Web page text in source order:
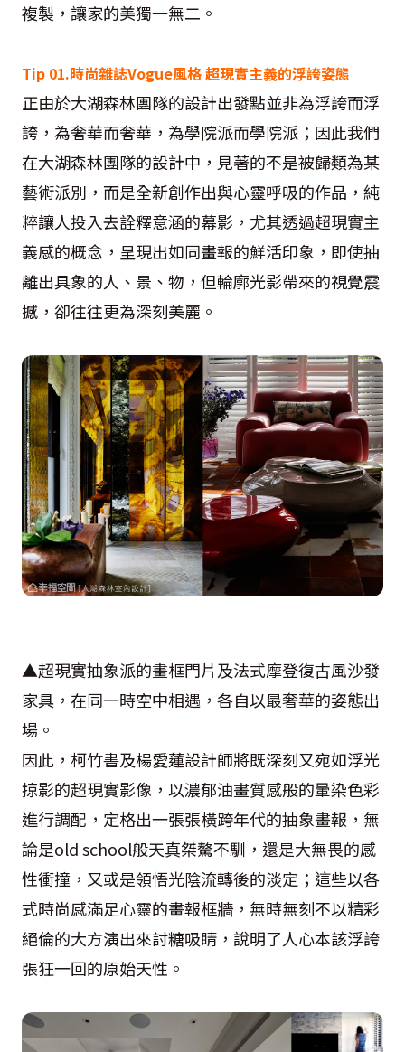
複製，讓家的美獨一無二。
Tip 01.時尚雜誌Vogue風格 超現實主義的浮誇姿態
正由於大湖森林團隊的設計出發點並非為浮誇而浮
誇，為奢華而奢華，為學院派而學院派；因此我們
在大湖森林團隊的設計中，見著的不是被歸類為某
藝術派別，而是全新創作出與心靈呼吸的作品，純
粹讓人投入去詮釋意涵的幕影，尤其透過超現實主
義感的概念，呈現出如同畫報的鮮活印象，即使抽
離出具象的人、景、物，但輪廓光影帶來的視覺震
撼，卻往往更為深刻美麗。
▲超現實抽象派的畫框門片及法式摩登復古風沙發
家具，在同一時空中相遇，各自以最奢華的姿態出
場。
因此，柯竹書及楊愛蓮設計師將既深刻又宛如浮光
掠影的超現實影像，以濃郁油畫質感般的暈染色彩
進行調配，定格出一張張橫跨年代的抽象畫報，無
論是old school般天真桀驁不馴，還是大無畏的感
性衝撞，又或是領悟光陰流轉後的淡定；這些以各
式時尚感滿足心靈的畫報框牆，無時無刻不以精彩
絕倫的大方演出來討糖吸睛，說明了人心本該浮誇
張狂一回的原始天性。